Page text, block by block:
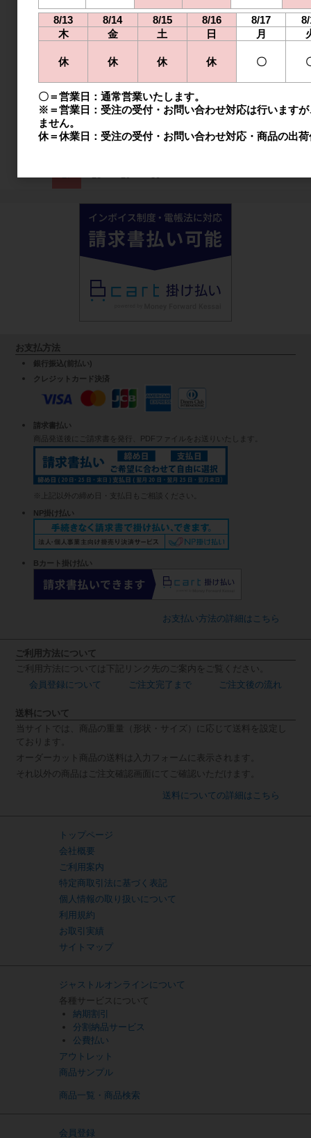
30 31
2026年9月
日 水 金
6 7 8 9 10 12
13
お支払方法
銀行振込(前払い)
クレジットカード決済
請求書払い
商品発送後にご請求書を発行、PDFファイルをお送りいたします。
※上記以外の締め日・支払日もご相談ください。
NP掛け払い
Bカート掛け払い
お支払い方法の詳細はこちら
ご利用方法について
ご利用方法については下記リンク先のご案内をご覧ください。
会員登録について
ご注文完了まで ご注文後の流れ
送料について
当サイトでは、商品の重量（形状・サイズ）に応じて送料を設定し
ております。
オーダーカット商品の送料は入力フォームに表示されます。
それ以外の商品はご注文確認画面にてご確認いただけます。
送料についての詳細はこちら
トップページ
会社概要
ご利用案内
特定商取引法に基づく表記
個人情報の取り扱いについて
利用規約
お取引実績
サイトマップ
ジャストルオンラインについて
各種サービスについて
納期割引
分割納品サービス
公費払い
アウトレット
商品サンプル
商品一覧・商品検索
会員登録
8/13
木
休
8/14
金
休
8/15
土
休
8/16
日
休
8/17
月
〇
〇＝営業日：通常営業いたします。
※＝営業日：受注の受付・お問い合わせ対応は行います
ません。
休＝休業日：受注の受付・お問い合わせ対応・商品の出